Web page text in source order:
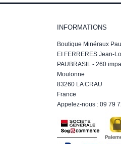
INFORMATIONS
Boutique Minéraux
EI FERRERES Jean-
PAUBRASIL - 260
Moutonne
83260 LA CRAU
France
Appelez-nous : 09 79